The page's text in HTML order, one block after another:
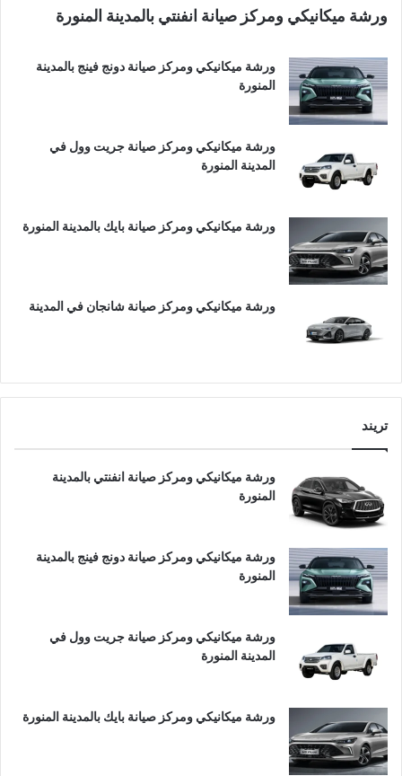
ورشة ميكانيكي ومركز صيانة انفنتي بالمدينة المنورة
ورشة ميكانيكي ومركز صيانة دونج فينج بالمدينة
المنورة
ورشة ميكانيكي ومركز صيانة جريت وول في
المدينة المنورة
ورشة ميكانيكي ومركز صيانة بايك بالمدينة المنورة
ورشة ميكانيكي ومركز صيانة شانجان في المدينة
تريند
ورشة ميكانيكي ومركز صيانة انفنتي بالمدينة
المنورة
ورشة ميكانيكي ومركز صيانة دونج فينج بالمدينة
المنورة
ورشة ميكانيكي ومركز صيانة جريت وول في
المدينة المنورة
ورشة ميكانيكي ومركز صيانة بايك بالمدينة المنورة